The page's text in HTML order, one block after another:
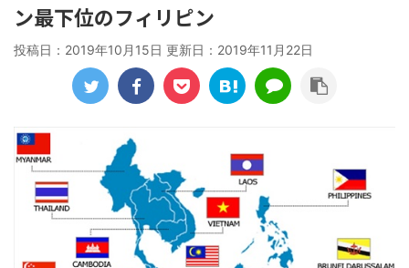
ン最下位のフィリピン
投稿日：2019年10月15日 更新日： 2019年11月22日